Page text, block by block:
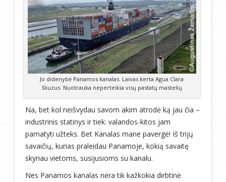
Jo didenybė Panamos kanalas. Laivas kerta Agua Clara
šliuzus. Nuotrauka neperteikia visų pastatų mastelių
Na, bet kol neišvydau savom akim atrodė ką jau čia –
industrinis statinys ir tiek: valandos-kitos jam
pamatyti užteks. Bet Kanalas mane pavergė! Iš trijų
savaičių, kurias praleidau Panamoje, kokią savaitę
skyriau vietoms, susijusioms su kanalu.
Nes Panamos kanalas nėra tik kažkokia dirbtinė